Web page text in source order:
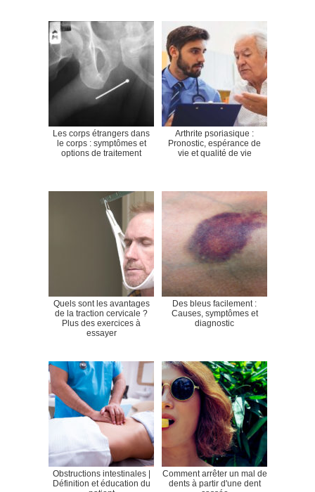
Les corps étrangers dans
le corps : symptômes et
options de traitement
Arthrite psoriasique :
Pronostic, espérance de
vie et qualité de vie
Quels sont les avantages
de la traction cervicale ?
Plus des exercices à
essayer
Des bleus facilement :
Causes, symptômes et
diagnostic
Obstructions intestinales |
Définition et éducation du
Comment arrêter un mal de
dents à partir d'une dent